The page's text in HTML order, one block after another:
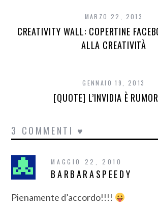
MARZO 22, 2013
CREATIVITY WALL: COPERTINE
ALLA CREATIVITÀ
GENNAIO 19, 2013
[QUOTE] L’INVIDIA È
3 COMMENTI ♥
MAGGIO 22, 2010
BARBARASPEEDY
Pienamente d’accordo!!!!